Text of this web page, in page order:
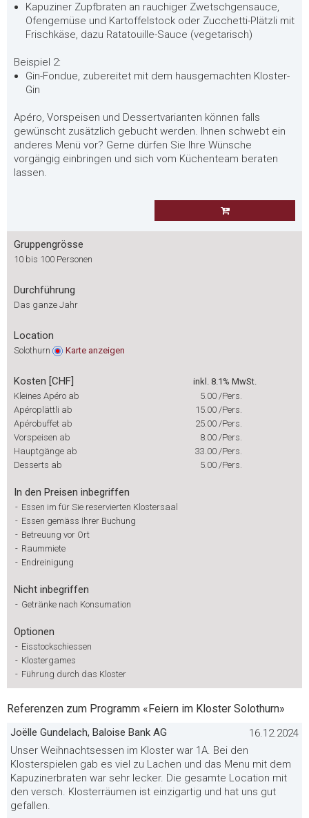
Kapuziner Zupfbraten an rauchiger Zwetschgensauce,
Ofengemüse und Kartoffelstock oder Zucchetti-Plätzli mit
Frischkäse, dazu Ratatouille-Sauce (vegetarisch)
Beispiel 2:
Gin-Fondue, zubereitet mit dem hausgemachten Kloster-
Gin
Apéro, Vorspeisen und Dessertvarianten können falls
gewünscht zusätzlich gebucht werden. Ihnen schwebt ein
anderes Menü vor? Gerne dürfen Sie Ihre Wünsche
vorgängig einbringen und sich vom Küchenteam beraten
lassen.
Gruppengrösse
10 bis 100 Personen
Durchführung
Das ganze Jahr
Location
Solothurn Karte anzeigen
Kosten [CHF]
inkl. 8.1% MwSt.
Kleines Apéro ab
5.00 /Pers.
Apéroplättli ab
15.00 /Pers.
Apérobuffet ab
25.00 /Pers.
Vorspeisen ab
8.00 /Pers.
Hauptgänge ab
33.00 /Pers.
Desserts ab
5.00 /Pers.
In den Preisen inbegriffen
- Essen im für Sie reservierten Klostersaal
- Essen gemäss Ihrer Buchung
- Betreuung vor Ort
- Raummiete
- Endreinigung
Nicht inbegriffen
- Getränke nach Konsumation
Optionen
- Eisstockschiessen
- Klostergames
- Führung durch das Kloster
Referenzen zum Programm «Feiern im Kloster Solothurn»
Joëlle Gundelach, Baloise Bank AG
16.12.2024
Unser Weihnachtsessen im Kloster war 1A. Bei den
Klosterspielen gab es viel zu Lachen und das Menu mit dem
Kapuzinerbraten war sehr lecker. Die gesamte Location mit
den versch. Klosterräumen ist einzigartig und hat uns gut
gefallen.